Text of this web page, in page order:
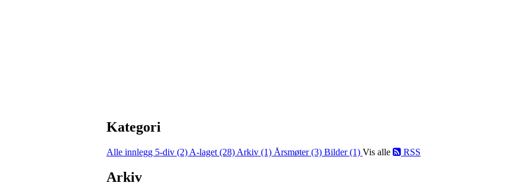
Kategori
Alle innlegg 5-div (2) A-laget (28) Arkiv (1) Årsmøter (3) Bilder (1) Vis alle RSS
Arkiv